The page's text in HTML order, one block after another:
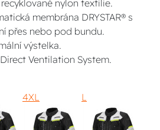
nylon textilie.
membrána DRYSTAR® s
přes nebo pod bundu.
výstelka.
Ventilation System.
4XL L